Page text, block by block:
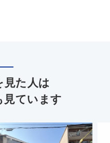
見た人は
見ています